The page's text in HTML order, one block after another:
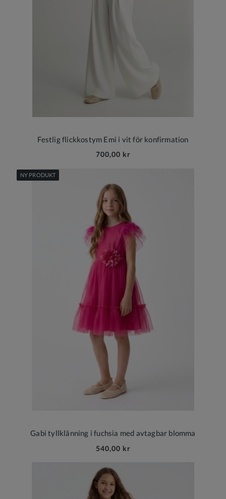
Festlig flickkostym Emi i vit för konfirmation
700,00 kr
Gabi tyllklänning i fuchsia med avtagbar blomma
540,00 kr
NY PRODUKT